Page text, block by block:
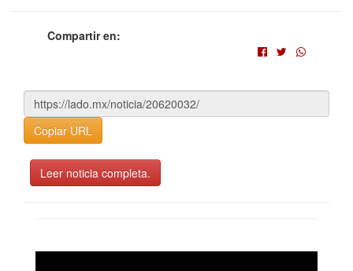
Compartir en:
Copiar URL
Leer noticia completa.